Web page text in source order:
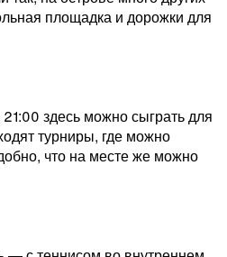
площадка и дорожки для
здесь можно сыграть для
турниры, где можно
что на месте же можно